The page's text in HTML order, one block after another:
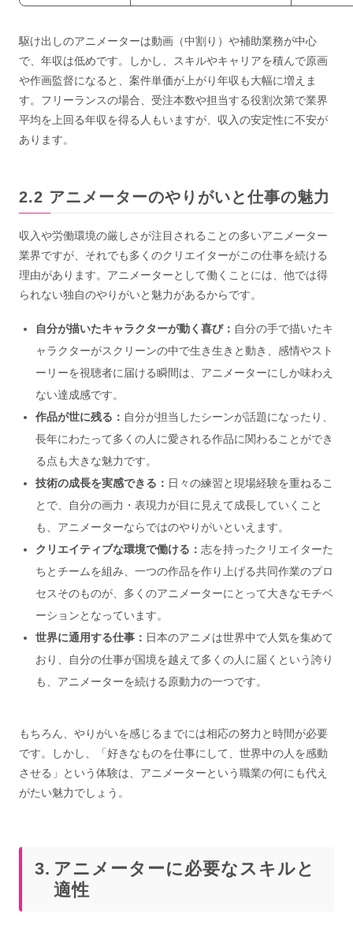
駆け出しのアニメーターは動画（中割り）や補助業務が中心
で、年収は低めです。しかし、スキルやキャリアを積んで原画
や作画監督になると、案件単価が上がり年収も大幅に増えま
す。フリーランスの場合、受注本数や担当する役割次第で業界
平均を上回る年収を得る人もいますが、収入の安定性に不安が
あります。
アニメーターのやりがいと仕事の魅力
収入や労働環境の厳しさが注目されることの多いアニメーター
業界ですが、それでも多くのクリエイターがこの仕事を続ける
理由があります。アニメーターとして働くことには、他では得
られない独自のやりがいと魅力があるからです。
自分が描いたキャラクターが動く喜び： 自分の手で描いたキ
ャラクターがスクリーンの中で生き生きと動き、感情やスト
ーリーを視聴者に届ける瞬間は、アニメーターにしか味わえ
ない達成感です。
作品が世に残る： 自分が担当したシーンが話題になったり、
長年にわたって多くの人に愛される作品に関わることができ
る点も大きな魅力です。
技術の成長を実感できる： 日々の練習と現場経験を重ねるこ
とで、自分の画力・表現力が目に見えて成長していくこと
も、アニメーターならではのやりがいといえます。
クリエイティブな環境で働ける： 志を持ったクリエイターた
ちとチームを組み、一つの作品を作り上げる共同作業のプロ
セスそのものが、多くのアニメーターにとって大きなモチベ
ーションとなっています。
世界に通用する仕事： 日本のアニメは世界中で人気を集めて
おり、自分の仕事が国境を越えて多くの人に届くという誇り
も、アニメーターを続ける原動力の一つです。
もちろん、やりがいを感じるまでには相応の努力と時間が必要
です。しかし、「好きなものを仕事にして、世界中の人を感動
させる」という体験は、アニメーターという職業の何にも代え
がたい魅力でしょう。
アニメーターに必要なスキルと
適性